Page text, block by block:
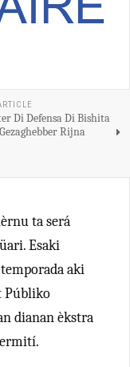
Di Defensa Di Bishita
Rijna
ta será
Esaki
aki
Públiko
dianan èkstra